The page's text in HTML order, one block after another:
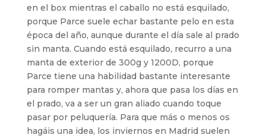
en el box mientras el caballo no está esquilado,
porque Parce suele echar bastante pelo en esta
época del año, aunque durante el día sale al prado
sin manta. Cuando está esquilado, recurro a una
manta de exterior de 300g y 1200D, porque
Parce tiene una habilidad bastante interesante
para romper mantas y, ahora que pasa los días en
el prado, va a ser un gran aliado cuando toque
pasar por peluquería. Para que más o menos os
hagáis una idea, los inviernos en Madrid suelen